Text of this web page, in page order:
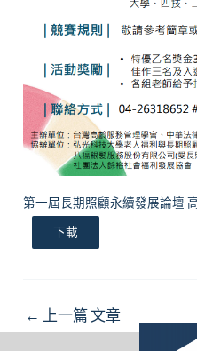
第一屆長期照顧永續發展論壇
下載
Post
← 上一篇 文章